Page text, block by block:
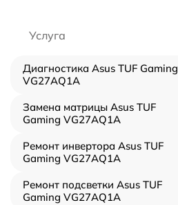
Услуга
Диагностика Asus TUF Gaming
VG27AQ1A
Замена матрицы Asus TUF
Gaming VG27AQ1A
Ремонт инвертора Asus TUF
Gaming VG27AQ1A
Ремонт подсветки Asus TUF
Gaming VG27AQ1A